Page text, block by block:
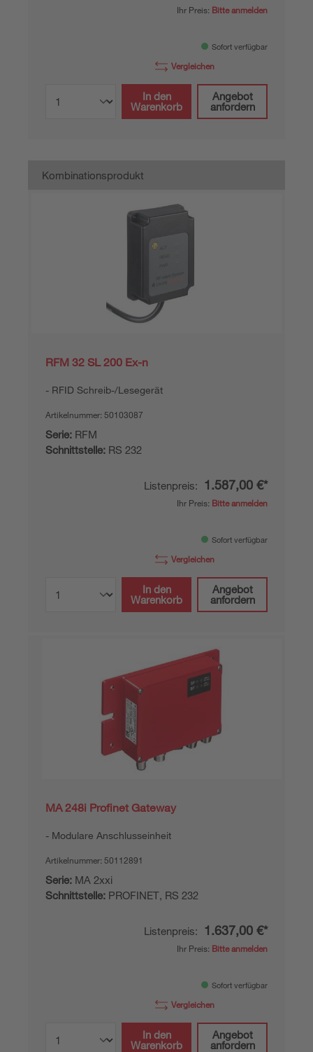
Ihr Preis: Bitte anmelden
Sofort verfügbar
Vergleichen
In den
Warenkorb
Angebot
anfordern
Kombinationsprodukt
RFM 32 SL 200 Ex-n
RFID Schreib-/Lesegerät
Artikelnummer: 50103087
Serie: RFM
Schnittstelle: RS 232
Listenpreis: 1.587,00 €*
Ihr Preis: Bitte anmelden
Sofort verfügbar
Vergleichen
In den
Warenkorb
Angebot
anfordern
MA 248i Profinet Gateway
Modulare Anschlusseinheit
Artikelnummer: 50112891
Serie: MA 2xxi
Schnittstelle: PROFINET, RS 232
Listenpreis: 1.637,00 €*
Ihr Preis: Bitte anmelden
Sofort verfügbar
Vergleichen
In den
Warenkorb
Angebot
anfordern